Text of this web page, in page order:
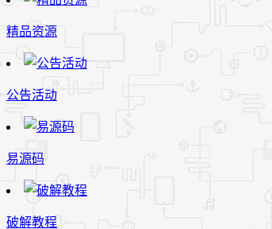
精品资源
公告活动
易源码
破解教程